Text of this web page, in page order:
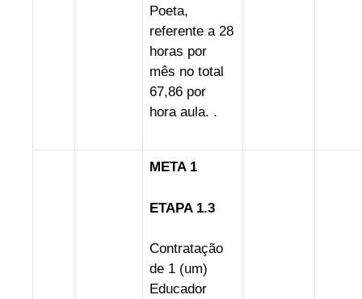
Poeta,
referente a 28
horas por
mês no total
67,86 por
hora aula. .
META 1
ETAPA 1.3
Contratação
de 1 (um)
Educador